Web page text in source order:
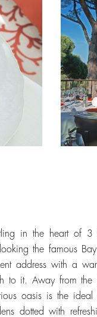
in the heart of
the famous
address with a
to it. Away from the
oasis is the
dotted with